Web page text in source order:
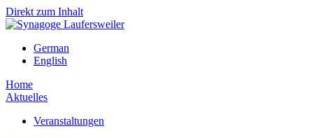
Direkt zum Inhalt
German
English
Home
Aktuelles
Veranstaltungen